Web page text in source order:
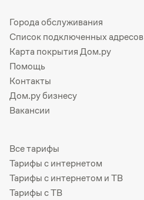
Города обслуживания
Список подключенных адресов
Карта покрытия Дом.ру
Помощь
Контакты
Дом.ру бизнесу
Вакансии
Все тарифы
Тарифы с интернетом
Тарифы с интернетом и ТВ
Тарифы с ТВ